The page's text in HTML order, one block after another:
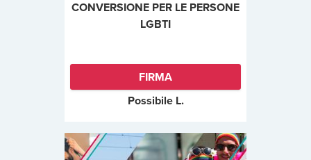
CONVERSIONE PER LE PERSONE
LGBTI
FIRMA
Possibile L.